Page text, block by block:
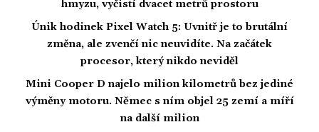
hmyzu, vyčistí dvacet metrů prostoru
Únik hodinek Pixel Watch 5: Uvnitř je to brutální
změna, ale zvenčí nic neuvidíte. Na začátek
procesor, který nikdo neviděl
Mini Cooper D najelo milion kilometrů bez jediné
výměny motoru. Němec s ním objel 25 zemí a míří
na další milion